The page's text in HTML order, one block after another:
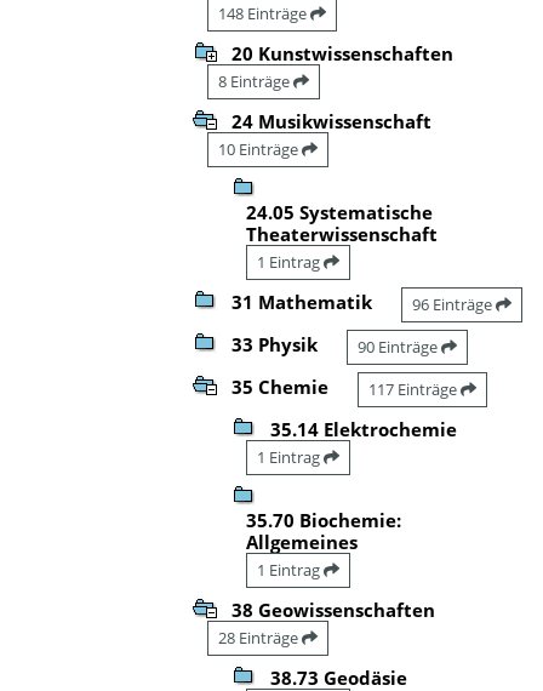
148 Einträge
20 Kunstwissenschaften
8 Einträge
24 Musikwissenschaft
10 Einträge
24.05 Systematische
Theaterwissenschaft
1 Eintrag
31 Mathematik 96 Einträge
33 Physik 90 Einträge
35 Chemie 117 Einträge
35.14 Elektrochemie
1 Eintrag
35.70 Biochemie:
Allgemeines
1 Eintrag
38 Geowissenschaften
28 Einträge
38.73 Geodäsie